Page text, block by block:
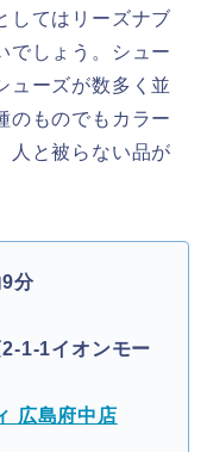
してはリーズナブ
でしょう。シュー
ューズが数多く並
のものでもカラー
人と被らない品が
分
1-1イオンモー
広島府中店